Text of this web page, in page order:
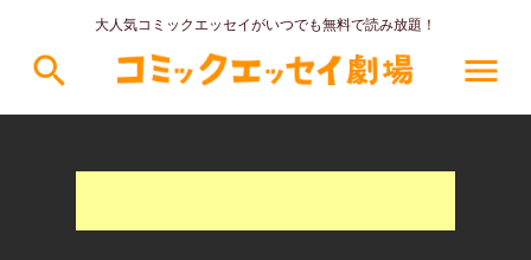
大人気コミックエッセイがいつでも無料で読み放題！
search menu